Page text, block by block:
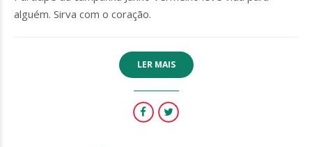
alguém. Sirva com o coração.
LER MAIS